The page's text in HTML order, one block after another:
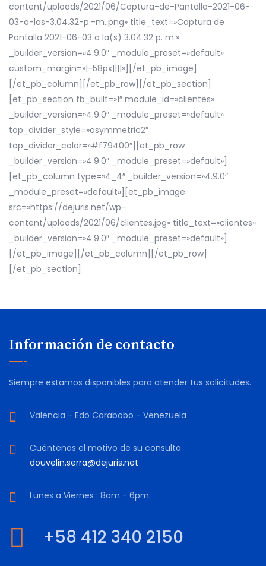
content/uploads/2021/06/Captura-de-Pantalla-2021-06-
03-a-las-3.04.32-p.-m..png» title_text=»Captura de
Pantalla 2021-06-03 a la(s) 3.04.32 p. m.»
_builder_version=»4.9.0″ _module_preset=»default»
custom_margin=»|-58px||||»][/et_pb_image]
[/et_pb_column][/et_pb_row][/et_pb_section]
[et_pb_section fb_built=»1″ module_id=»clientes»
_builder_version=»4.9.0″ _module_preset=»default»
top_divider_style=»asymmetric2″
top_divider_color=»#f79400″][et_pb_row
_builder_version=»4.9.0″ _module_preset=»default»]
[et_pb_column type=»4_4″ _builder_version=»4.9.0″
_module_preset=»default»][et_pb_image
src=»https://dejuris.net/wp-
content/uploads/2021/06/clientes.jpg» title_text=»clientes»
_builder_version=»4.9.0″ _module_preset=»default»]
[/et_pb_image][/et_pb_column][/et_pb_row]
[/et_pb_section]
Información de contacto
Siempre estamos disponibles para atender tus solicitudes.
Valencia - Edo Carabobo - Venezuela
Cuéntenos el motivo de su consulta
douvelin.serra@dejuris.net
Lunes a Viernes : 8am - 6pm.
+58 412 340 2150